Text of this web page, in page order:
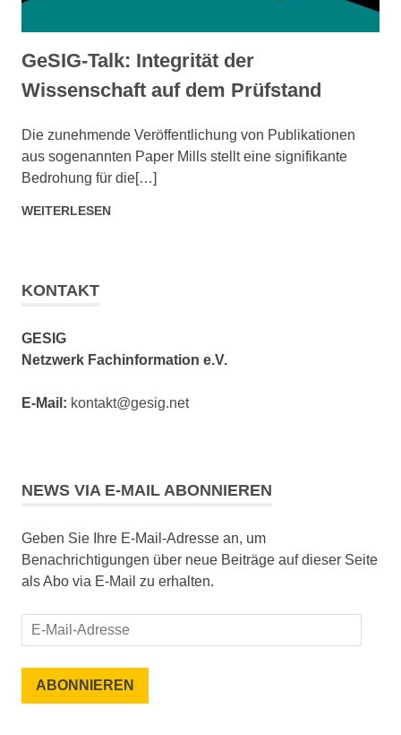
GeSIG-Talk: Integrität der
Wissenschaft auf dem Prüfstand
Die zunehmende Veröffentlichung von Publikationen
aus sogenannten Paper Mills stellt eine signifikante
Bedrohung für die[…]
WEITERLESEN
KONTAKT
GESIG
Netzwerk Fachinformation e.V.
E-Mail: kontakt@gesig.net
NEWS VIA E-MAIL ABONNIEREN
Geben Sie Ihre E-Mail-Adresse an, um
Benachrichtigungen über neue Beiträge auf dieser Seite
als Abo via E-Mail zu erhalten.
E-
Mail-
Adresse
ABONNIEREN